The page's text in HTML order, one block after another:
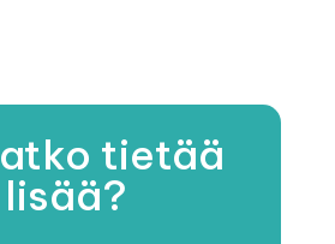
tietää
lisää?